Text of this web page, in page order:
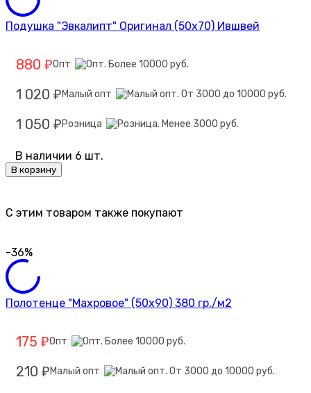
Подушка "Эвкалипт" Оригинал (50х70) Ившвей
880 ₽Опт
1 020 ₽ Малый опт
1 050 ₽ Розница
В наличии 6 шт.
В корзину
C этим товаром также покупают
-36%
Полотенце "Махровое" (50х90) 380 гр./м2
175 ₽Опт
210 ₽ Малый опт